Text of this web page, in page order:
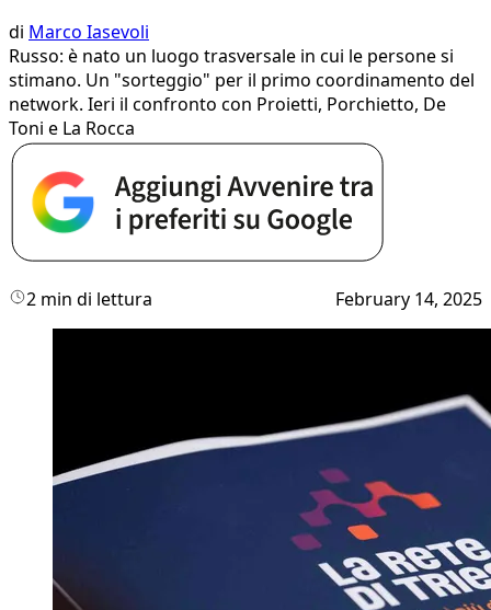
di Marco Iasevoli
Russo: è nato un luogo trasversale in cui le persone si
stimano. Un "sorteggio" per il primo coordinamento del
network. Ieri il confronto con Proietti, Porchietto, De
Toni e La Rocca
2 min di lettura February 14, 2025